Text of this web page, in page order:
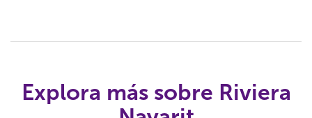
Explora más sobre Riviera